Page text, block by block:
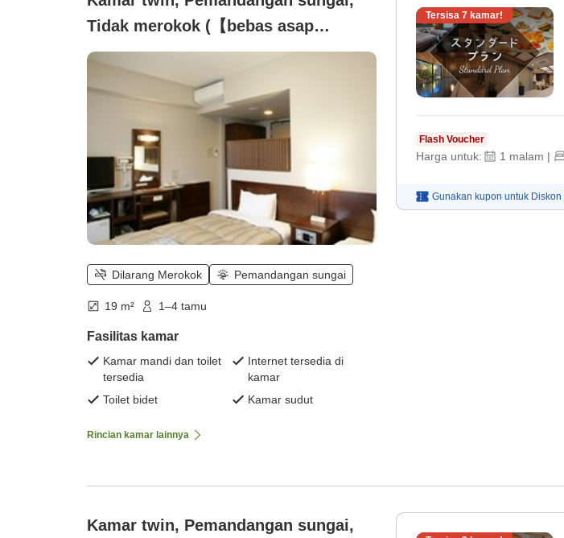
Tidak merokok (【bebas asap
rokok】kamar twin×sarapan
prasmanan termasuk「Wi-Fi
tersedia」)
Dilarang Merokok Pemandangan sungai
19 m² 1–4 tamu
Fasilitas kamar
Kamar mandi dan toilet
tersedia
Internet tersedia di
kamar
Toilet bidet
Kamar sudut
Rincian kamar lainnya
Tersisa 7 kamar!
Flash Voucher
Harga untuk: 1 malam |
Gunakan kupon untuk Diskon
Kamar twin, Pemandangan sungai,